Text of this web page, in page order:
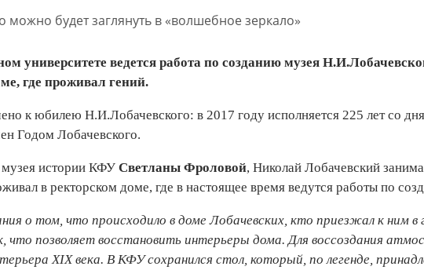
университете ведется работа по созданию музея
где проживал гений.
к юбилею Н.И.Лобачевского: в 2017 году исполняется 225 лет со
Годом Лобачевского.
истории КФУ Светланы Фроловой, Николай Лобачевский
в ректорском доме, где в настоящее время ведутся работы по
о том, что происходило в доме Лобачевских, кто приезжал к ним
что позволяет восстановить интерьеры дома. Для воссоздания
XIXвека. В КФУ сохранился стол, который, по легенде,